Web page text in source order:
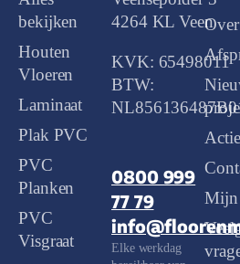
bekijken
Houten
Vloeren
Laminaat
Plak PVC
PVC
Planken
PVC
Visgraat
4264 KL Veen
KVK: 65498011
BTW:
0800 999
77 79
Elke werkdag
Mijn